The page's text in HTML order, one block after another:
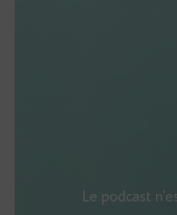
Le podcast